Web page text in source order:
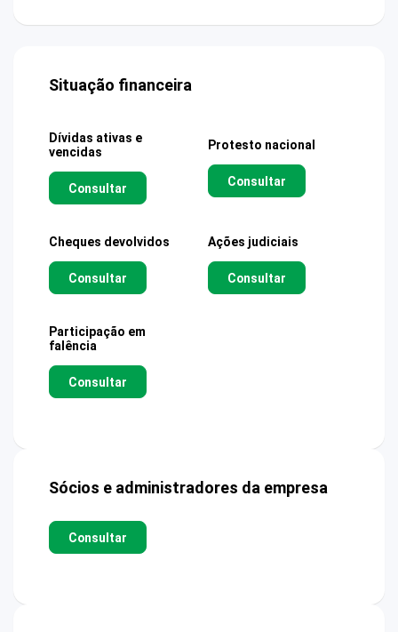
Situação financeira
Dívidas ativas e
vencidas
Consultar
Protesto nacional
Consultar
Cheques devolvidos
Consultar
Ações judiciais
Consultar
Participação em
falência
Consultar
Sócios e administradores da empresa
Consultar